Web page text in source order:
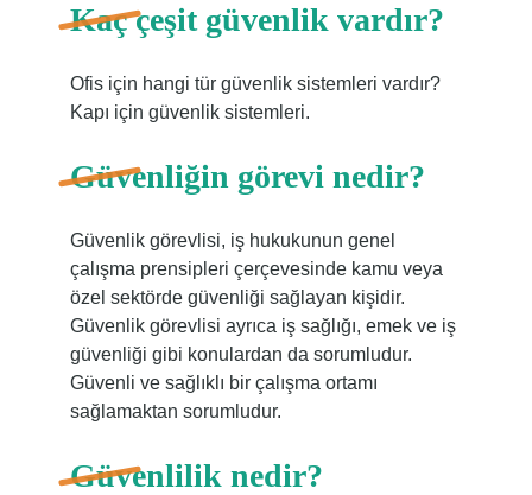
Kaç çeşit güvenlik vardır?
Ofis için hangi tür güvenlik sistemleri vardır?
Kapı için güvenlik sistemleri.
Güvenliğin görevi nedir?
Güvenlik görevlisi, iş hukukunun genel
çalışma prensipleri çerçevesinde kamu veya
özel sektörde güvenliği sağlayan kişidir.
Güvenlik görevlisi ayrıca iş sağlığı, emek ve iş
güvenliği gibi konulardan da sorumludur.
Güvenli ve sağlıklı bir çalışma ortamı
sağlamaktan sorumludur.
Güvenlilik nedir?